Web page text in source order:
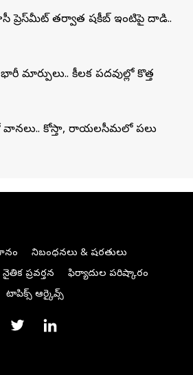
ప్రెస్‌మీట్‌ తర్వాత షకీబ్‌ ఇంటిపై దాడి..
మార్పులు.. కీలక పదవుల్లో కొత్త
వానలు.. కోస్తా, రాయలసీమలో పలు
నిబంధనలు & షరతులు
నైతిక ప్రవర్తన
ఫిర్యాదుల పరిష్కారం
టాపిక్స్ ఆర్కైవ్స్